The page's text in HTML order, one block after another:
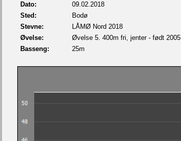
Dato:
09.02.2018
Sted:
Bodø
Stevne:
LÅMØ Nord 2018
Øvelse:
Øvelse 5. 400m fri, jenter - født 2005
Basseng:
25m